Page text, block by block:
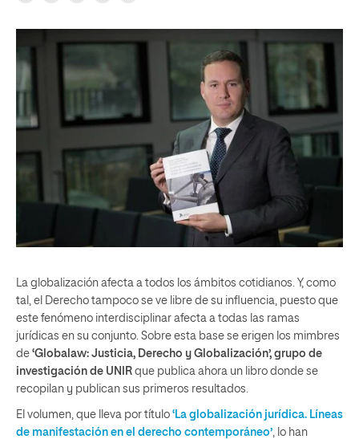
La globalización afecta a todos los ámbitos cotidianos. Y, como
tal, el Derecho tampoco se ve libre de su influencia, puesto que
este fenómeno interdisciplinar afecta a todas las ramas
jurídicas en su conjunto. Sobre esta base se erigen los mimbres
de ‘Globalaw: Justicia, Derecho y Globalización’, grupo de
investigación de UNIR que publica ahora un libro donde se
recopilan y publican sus primeros resultados.
El volumen, que lleva por título ‘La globalización jurídica. Líneas
de manifestación en el derecho contemporáneo’, lo han